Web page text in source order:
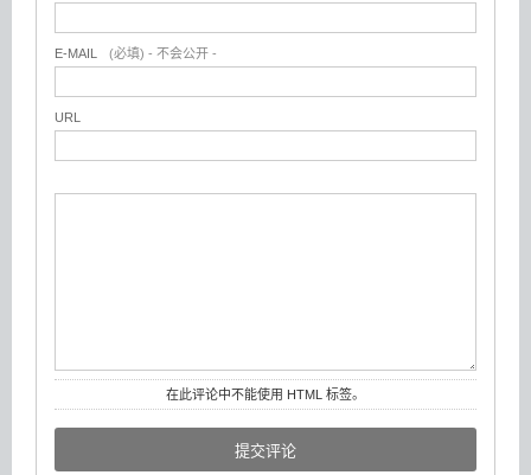
E-MAIL (必填) - 不会公开 -
URL
在此评论中不能使用 HTML 标签。